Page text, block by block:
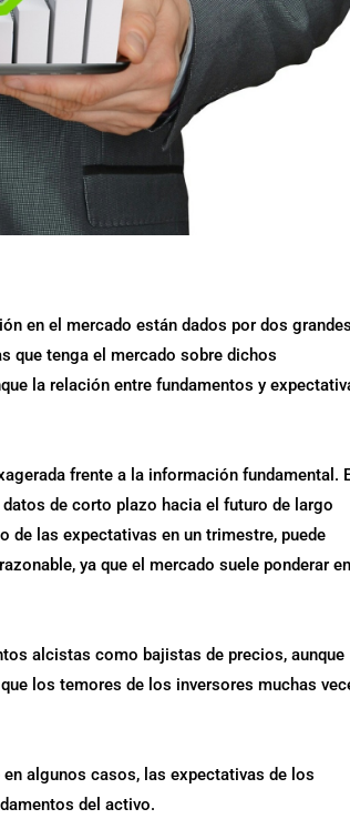
en el mercado están dados por dos
que tenga el mercado sobre dichos
la relación entre fundamentos y
frente a la información fundamental.
de corto plazo hacia el futuro de largo
de las expectativas en un trimestre, puede
ya que el mercado suele ponderar
alcistas como bajistas de precios, aunque
los temores de los inversores muchas
algunos casos, las expectativas de los
del activo.